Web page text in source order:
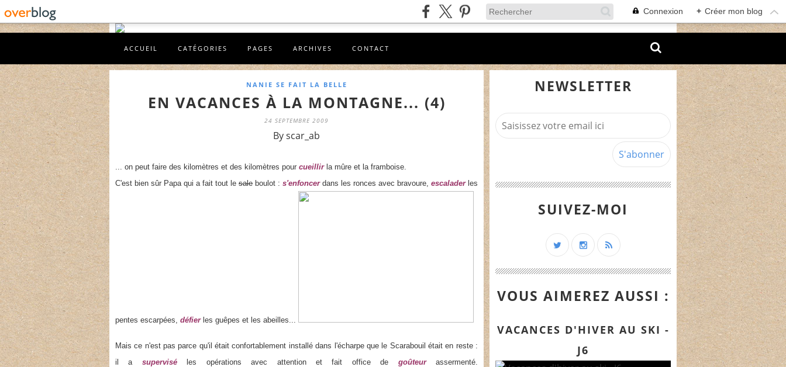
Connexion + Créer mon blog
ACCUEIL CATÉGORIES PAGES ARCHIVES CONTACT
NANIE SE FAIT LA BELLE
EN VACANCES À LA MONTAGNE... (4)
24 SEPTEMBRE 2009
By scar_ab
... on peut faire des kilomètres et des kilomètres pour cueillirla mûre et la framboise.
C'est bien sûr Papa qui a fait tout le sale boulot : s'enfoncerdans les ronces avec bravoure, escaladerles
pentes escarpées, défierles guêpes et les abeilles...
Mais ce n'est pas parce qu'il était confortablement installé dans l'écharpe que le Scarabouil était en reste :
il a superviséles opérations avec attention et fait office de goûteurassermenté.
NEWSLETTER
SUIVEZ-MOI
VOUS AIMEREZ AUSSI :
VACANCES D'HIVER AU SKI -
J6